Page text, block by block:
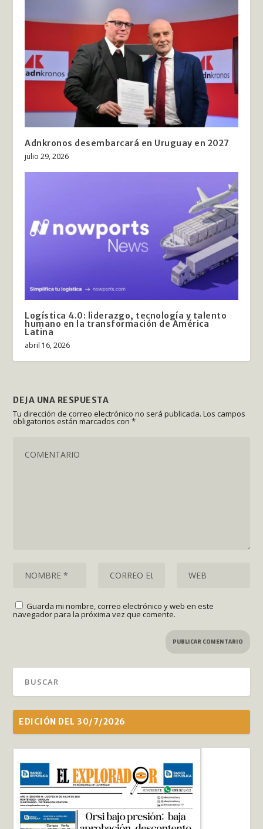
Adnkronos desembarcará en Uruguay en 2027
julio 29, 2026
Logística 4.0: liderazgo, tecnología y talento
humano en la transformación de América
Latina
abril 16, 2026
DEJA UNA RESPUESTA
Tu dirección de correo electrónico no será publicada. Los campos
obligatorios están marcados con*
Guarda mi nombre, correo electrónico y web en este
navegador para la próxima vez que comente.
EDICIÓN DEL 30/7/2026